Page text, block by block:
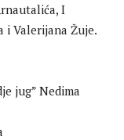
I
i Valerijana Žuje.
jug” Nedima